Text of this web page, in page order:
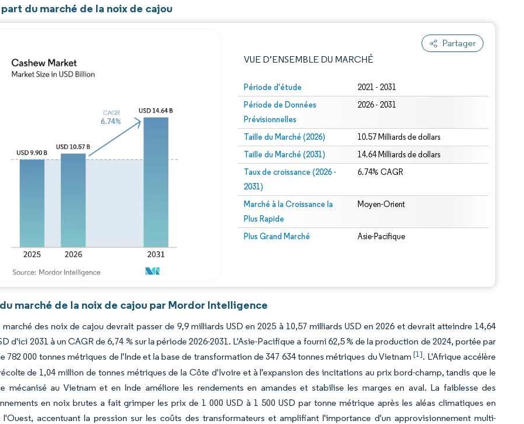
du marché de la noix de cajou
Partager
VUE D’ENSEMBLE DU MARCHÉ
Période d'étude 2021 - 2031
Période de Données
Prévisionnelles
2026 - 2031
Taille du Marché (2026) 10.57 Milliards de dollars
Taille du Marché (2031) 14.64 Milliards de dollars
Taux de croissance (2026 -
2031)
6.74% CAGR
Marché à la Croissance la
Plus Rapide
Moyen-Orient
Plus Grand Marché Asie-Pacifique
Image © Mordor Intelligence. La réutilisation nécessite une attribution sous CC BY 4.0.
marché de la noix de cajou par Mordor Intelligence
marché des noix de cajou devrait passer de 9,9 milliards USD en 2025 à 10,57 milliards USD en 2026 et devrait atteindre 14,64
d'ici 2031 à un CAGR de 6,74 % sur la période 2026-2031. L'Asie-Pacifique a fourni 62,5 % de la production de 2024, portée par
782 000 tonnes métriques de l'Inde et la base de transformation de 347 634 tonnes métriques du Vietnam[1]. L'Afrique accélère
de 1,04 million de tonnes métriques de la Côte d'Ivoire et à l'expansion des incitations au prix bord-champ, tandis que le
mécanisé au Vietnam et en Inde améliore les rendements en amandes et stabilise les marges en aval. La faiblesse des
en noix brutes a fait grimper les prix de 1 000 USD à 1 500 USD par tonne métrique après les aléas climatiques en
accentuant la pression sur les coûts des transformateurs et amplifiant l'importance d'un approvisionnement multi-